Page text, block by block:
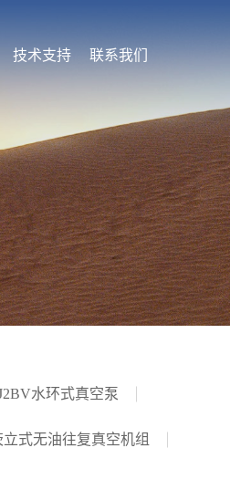
技术支持 联系我们
水环式真空泵
式无油往复真空机组